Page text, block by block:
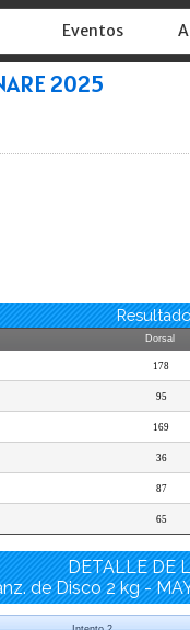
Eventos
2025
Dorsal
178
95
169
36
87
65
DETALLE DE
de Disco 2 kg -